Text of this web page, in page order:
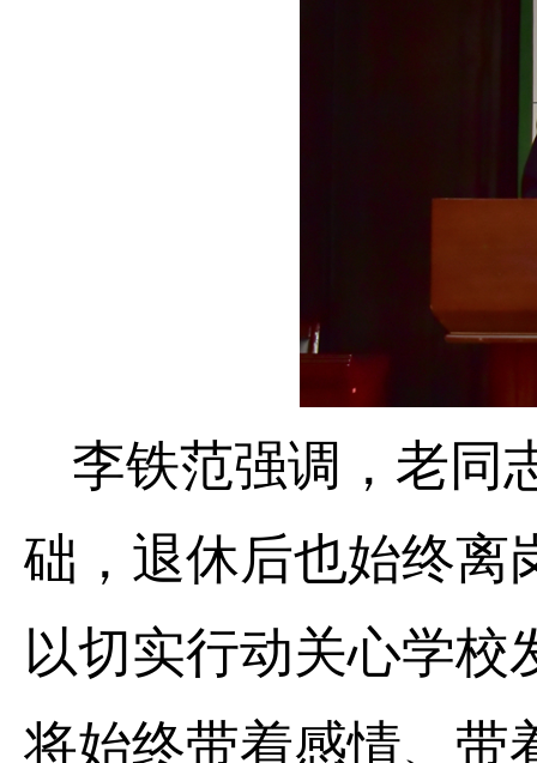
李铁范强调，老同
础，退休后也始终离
以切实行动关心学校
将始终带着感情、带